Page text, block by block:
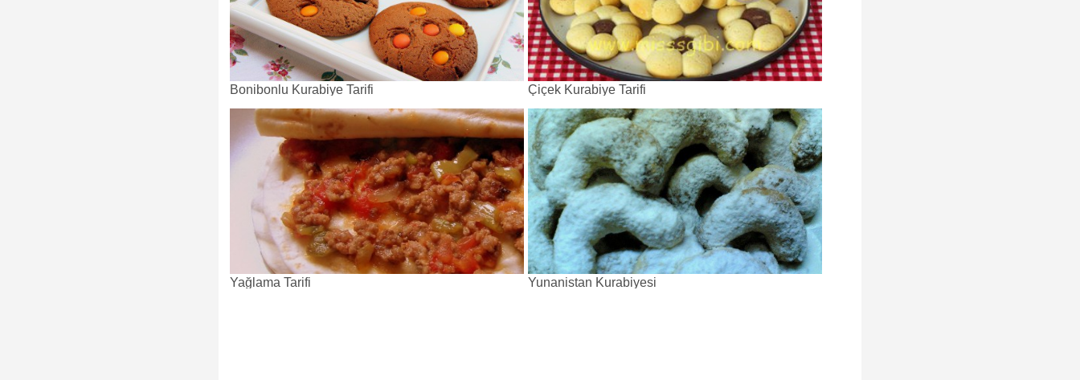
Bonibonlu Kurabiye Tarifi Çiçek Kurabiye Tarifi
Yağlama Tarifi Yunanistan Kurabiyesi